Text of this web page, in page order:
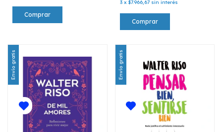
3 x $7.966,67 sin interés
Envío gratis Envío gratis